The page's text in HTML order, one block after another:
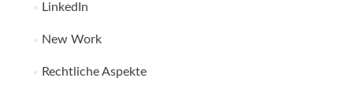
LinkedIn
New Work
Rechtliche Aspekte